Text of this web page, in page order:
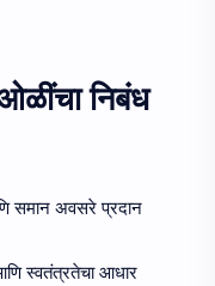
निबंध
समान अवसरे प्रदान
स्वतंत्रतेचा आधार